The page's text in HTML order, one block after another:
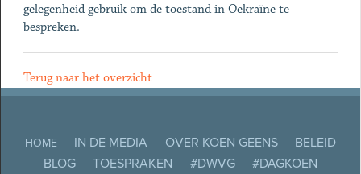
gelegenheid gebruik om de toestand in Oekraïne te
bespreken.
Terug naar het overzicht
HOME IN DE MEDIA OVER KOEN GEENS
BELEID
BLOG
TOESPRAKEN #DWVG
#DAGKOEN